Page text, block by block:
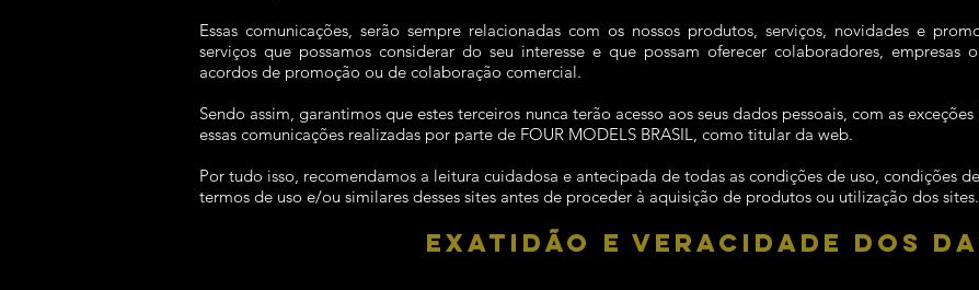
Essas comunicações, serão sempre relacionadas com os nossos produtos, serviços, novidades e
serviços que possamos considerar do seu interesse e que possam oferecer colaboradores,
acordos de promoção ou de colaboração comercial.
Sendo assim, garantimos que estes terceiros nunca terão acesso aos seus dados pessoais, com as
essas comunicações realizadas por parte de FOUR MODELS BRASIL, como titular da web.
Por tudo isso, recomendamos a leitura cuidadosa e antecipada de todas as condições de uso, condições
termos de uso e/ou similares desses sites antes de proceder à aquisição de produtos ou utilização dos sites.
EXATIDÃO E VERACIDADE DOS